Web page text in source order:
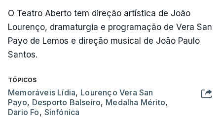
O Teatro Aberto tem direção artística de João
Lourenço, dramaturgia e programação de Vera San
Payo de Lemos e direção musical de João Paulo
Santos.
TÓPICOS
Memoráveis Lídia, Lourenço Vera San
Payo, Desporto Balseiro, Medalha Mérito,
Dario Fo, Sinfónica